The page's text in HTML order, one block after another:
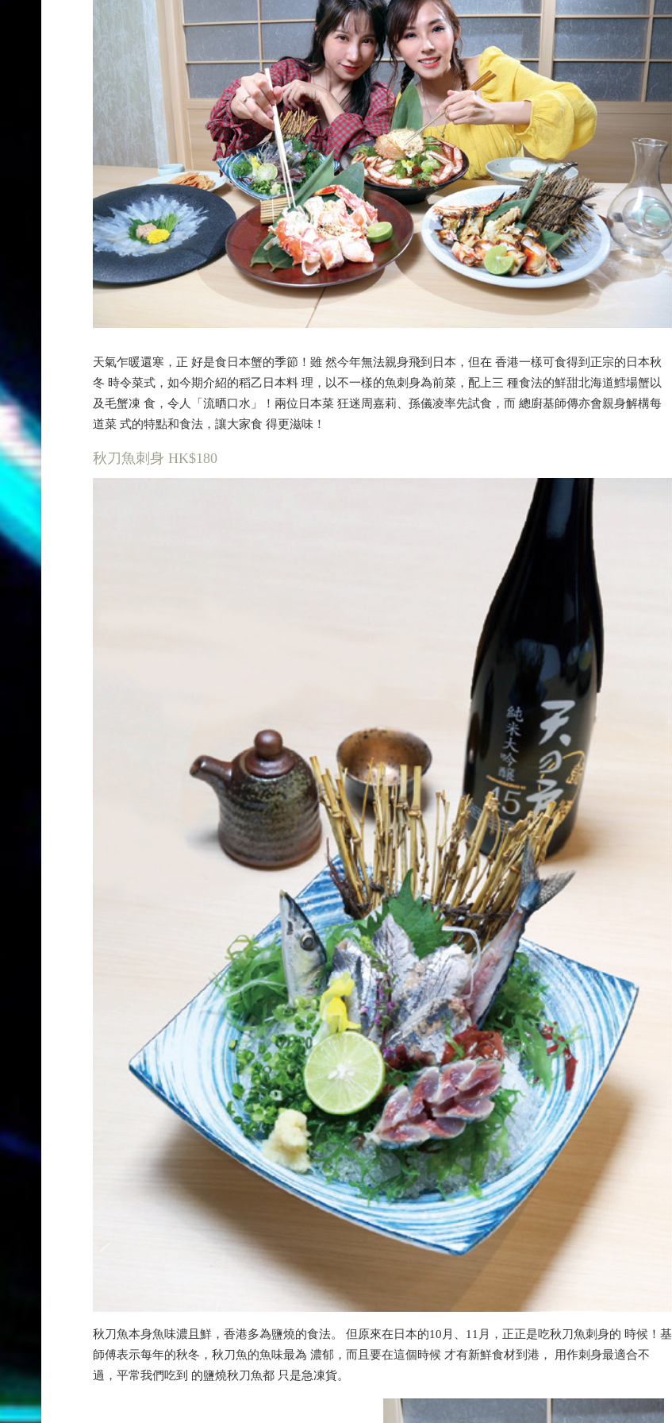
天氣乍暖還寒，正 好是食日本蟹的季節！雖 然今年無法親身飛到日本，但在 香港一樣可食得到正宗的日本秋
冬 時令菜式，如今期介紹的稻乙日本料 理，以不一樣的魚刺身為前菜，配上三 種食法的鮮甜北海道鱈場蟹以
及毛蟹凍 食，令人「流晒口水」！兩位日本菜 狂迷周嘉莉、孫儀凌率先試食，而 總廚基師傳亦會親身解構每
道菜 式的特點和食法，讓大家食 得更滋味！
秋刀魚刺身 HK$180
秋刀魚本身魚味濃且鮮，香港多為鹽燒的食法。 但原來在日本的10月、11月，正正是吃秋刀魚刺身的 時候！基
師傅表示每年的秋冬，秋刀魚的魚味最為 濃郁，而且要在這個時候 才有新鮮食材到港， 用作刺身最適合不
過，平常我們吃到 的鹽燒秋刀魚都 只是急凍貨。